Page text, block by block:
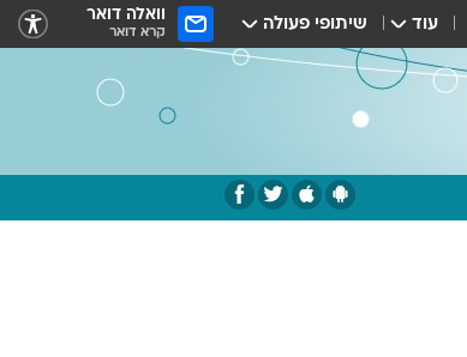
עוד שיתופי פעולה וואלה דואר
קרא דואר